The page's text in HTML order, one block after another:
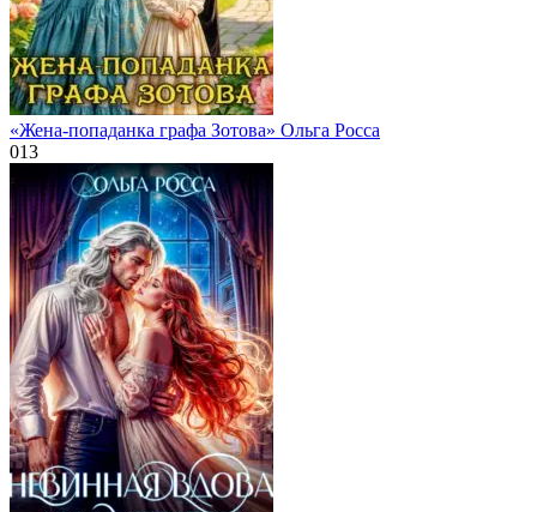
«Жена-попаданка графа Зотова» Ольга Росса
013